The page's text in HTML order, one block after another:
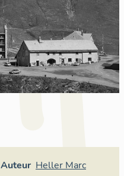
Auteur Heller Marc